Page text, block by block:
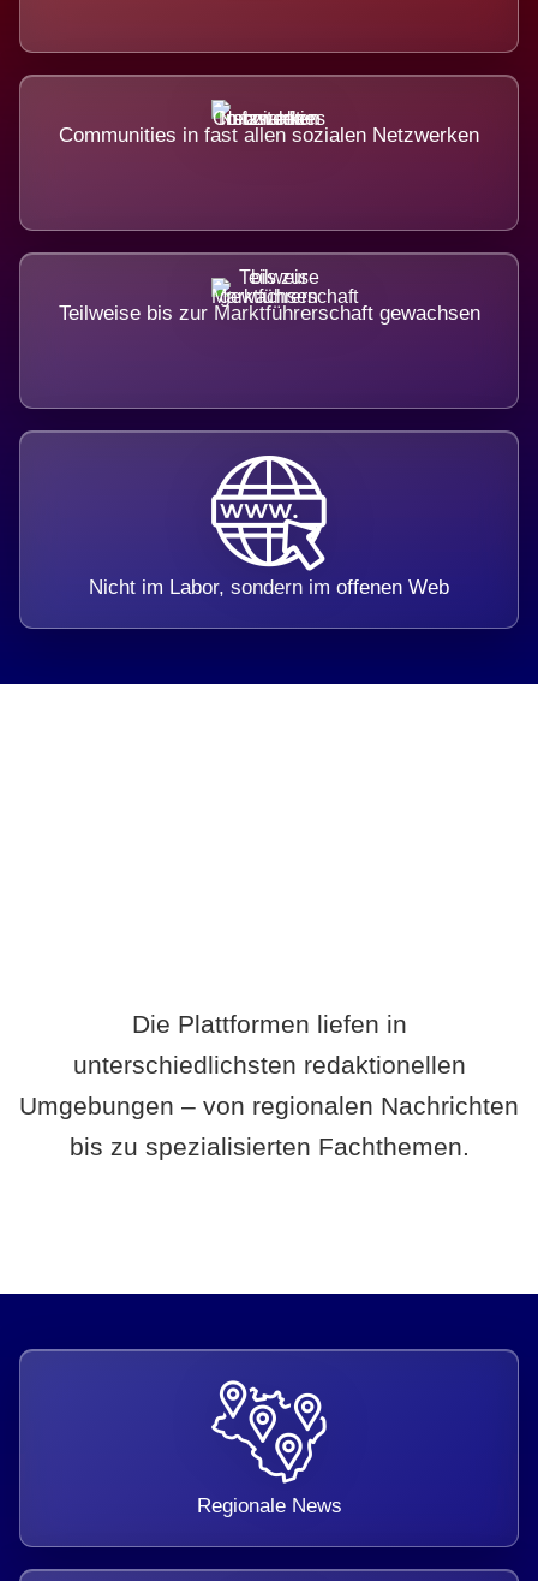
Communities in fast allen sozialen Netzwerken
Teilweise bis zur Marktführerschaft gewachsen
Nicht im Labor, sondern im offenen Web
Die Plattformen liefen in
unterschiedlichsten redaktionellen
Umgebungen – von regionalen Nachrichten
bis zu spezialisierten Fachthemen.
Regionale News